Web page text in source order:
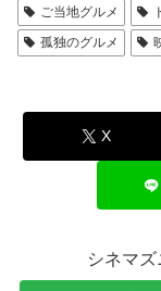
ご当地グルメ
孤独のグルメ
X
シネマ